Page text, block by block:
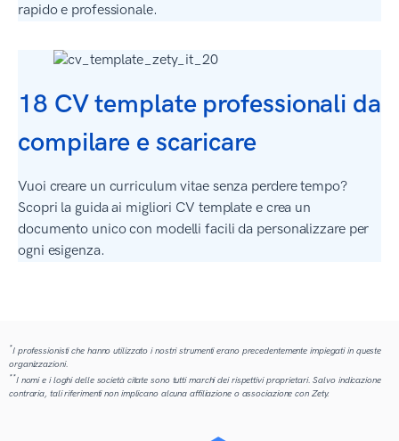
rapido e professionale.
18 CV template professionali da
compilare e scaricare
Vuoi creare un curriculum vitae senza perdere tempo?
Scopri la guida ai migliori CV template e crea un
documento unico con modelli facili da personalizzare per
ogni esigenza.
*I professionisti che hanno utilizzato i nostri strumenti erano precedentemente impiegati in queste
organizzazioni.
**I nomi e i loghi delle società citate sono tutti marchi dei rispettivi proprietari. Salvo indicazione
contraria, tali riferimenti non implicano alcuna affiliazione o associazione con Zety.